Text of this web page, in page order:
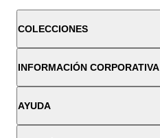
COLECCIONES
INFORMACIÓN CORPORATIVA
AYUDA